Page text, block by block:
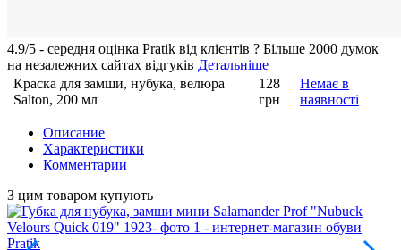
4.9/5 - середня оцiнка Pratik вiд клієнтів ? Більше 2000 думок
на незалежних сайтах відгуків Детальніше
Краска для замши, нубука, велюра
Salton, 200 мл
128
грн
Немає в
наявності
Описание
Характеристики
Комментарии
З цим товаром купують